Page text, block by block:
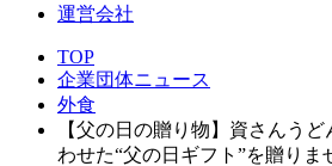
運営会社
TOP
企業団体ニュース
外食
【父の日の贈り物】資さんう
わせた“父の日ギフト”を贈りま